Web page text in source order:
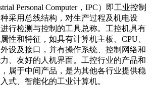
Personal Computer，IPC）即工业控制
采用总线结构，对生产过程及机电设
行检测与控制的工具总称。工控机具有
性和特征，如具有计算机主板、CPU、
设及接口，并有操作系统、控制网络和
、友好的人机界面。工控行业的产品和
属于中间产品，是为其他各行业提供稳
式、智能化的工业计算机。